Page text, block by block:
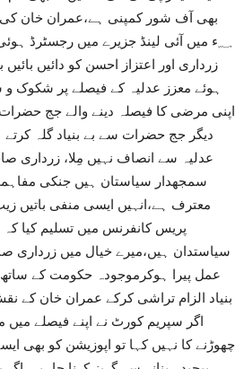
؁ء میں آئی لینڈ جزیرے میں رجسٹرڈ
زرداری اور اعتزاز احسن کو دائیں
ہوئے معزز عدلیہ کے فیصلے پر شکوک و
اپنی مرضی کا فیصلہ دینے والے جج حضرات
دیگر جج حضرات سے بے بنیاد گلہ کرتے
عدلیہ سے انصاف نہیں مِلا، زرداری
سمجھدار سیاستان ہیں جنکی
معترف ہے،انہیں ایسی منفی باتیں
پریس کانفرنس میں تسلیم کیا کہ
سیاستدان ہیں،میرے خیال میں زرداری
عمل پیرا ہوکرموجودہ حکومت کے ساتھ
بنیاد الزام تراشی کرکے عمران خان کے
اگر سپریم کورٹ نے اپنے فیصلے میں
چھوڑنے کا نہیں کہا تو اپوزیشن کو بھی